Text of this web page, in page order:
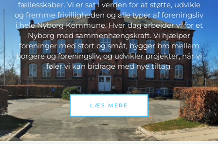
fællesskaber. Vi er sat i verden for at støtte, udvikle
og fremme frivilligheden og alle typer af foreningsliv
i hele Nyborg Kommune. Hver dag arbejder vi for et
Nyborg med sammenhængskraft. Vi hjælper
foreninger med stort og småt, bygger bro mellem
borgere og foreningsliv, og udvikler projekter, når vi
føler vi kan bidrage med nye tiltag.
LÆS MERE